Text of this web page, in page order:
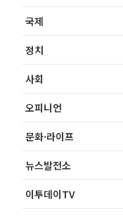
국제
정치
사회
오피니언
문화·라이프
뉴스발전소
이투데이TV